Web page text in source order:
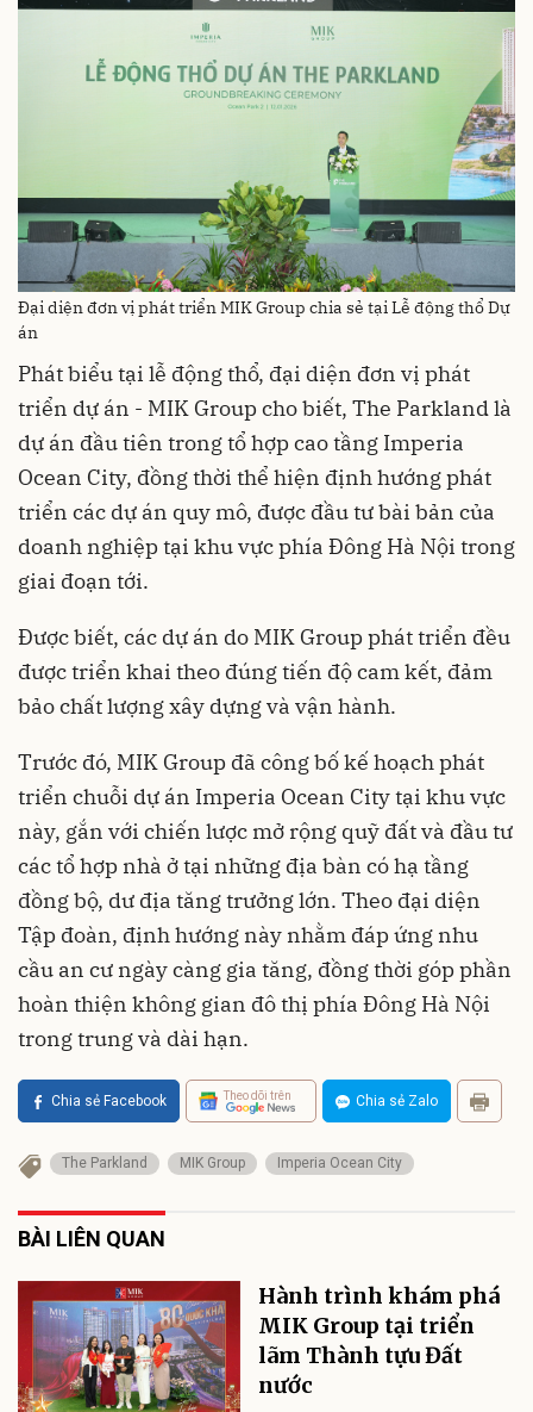
Đại diện đơn vị phát triển MIK Group chia sẻ tại Lễ động thổ Dự
án
Phát biểu tại lễ động thổ, đại diện đơn vị phát
triển dự án - MIK Group cho biết, The Parkland là
dự án đầu tiên trong tổ hợp cao tầng Imperia
Ocean City, đồng thời thể hiện định hướng phát
triển các dự án quy mô, được đầu tư bài bản của
doanh nghiệp tại khu vực phía Đông Hà Nội trong
giai đoạn tới.
Được biết, các dự án do MIK Group phát triển đều
được triển khai theo đúng tiến độ cam kết, đảm
bảo chất lượng xây dựng và vận hành.
Trước đó, MIK Group đã công bố kế hoạch phát
triển chuỗi dự án Imperia Ocean City tại khu vực
này, gắn với chiến lược mở rộng quỹ đất và đầu tư
các tổ hợp nhà ở tại những địa bàn có hạ tầng
đồng bộ, dư địa tăng trưởng lớn. Theo đại diện
Tập đoàn, định hướng này nhằm đáp ứng nhu
cầu an cư ngày càng gia tăng, đồng thời góp phần
hoàn thiện không gian đô thị phía Đông Hà Nội
trong trung và dài hạn.
Chia sẻ Facebook Theo dõi trên Chia sẻ Zalo
The Parkland MIK Group Imperia Ocean City
BÀI LIÊN QUAN
Hành trình khám phá
MIK Group tại triển
lãm Thành tựu Đất
nước